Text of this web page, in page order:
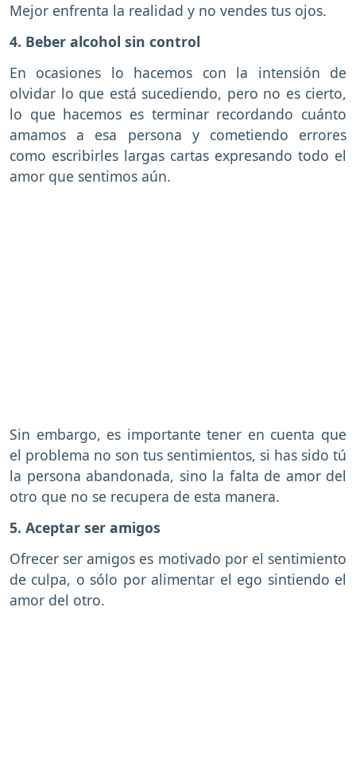
Mejor enfrenta la realidad y no vendes tus ojos.
4. Beber alcohol sin control
En ocasiones lo hacemos con la intensión de
olvidar lo que está sucediendo, pero no es cierto,
lo que hacemos es terminar recordando cuánto
amamos a esa persona y cometiendo errores
como escribirles largas cartas expresando todo el
amor que sentimos aún.
Sin embargo, es importante tener en cuenta que
el problema no son tus sentimientos, si has sido tú
la persona abandonada, sino la falta de amor del
otro que no se recupera de esta manera.
5. Aceptar ser amigos
Ofrecer ser amigos es motivado por el sentimiento
de culpa, o sólo por alimentar el ego sintiendo el
amor del otro.